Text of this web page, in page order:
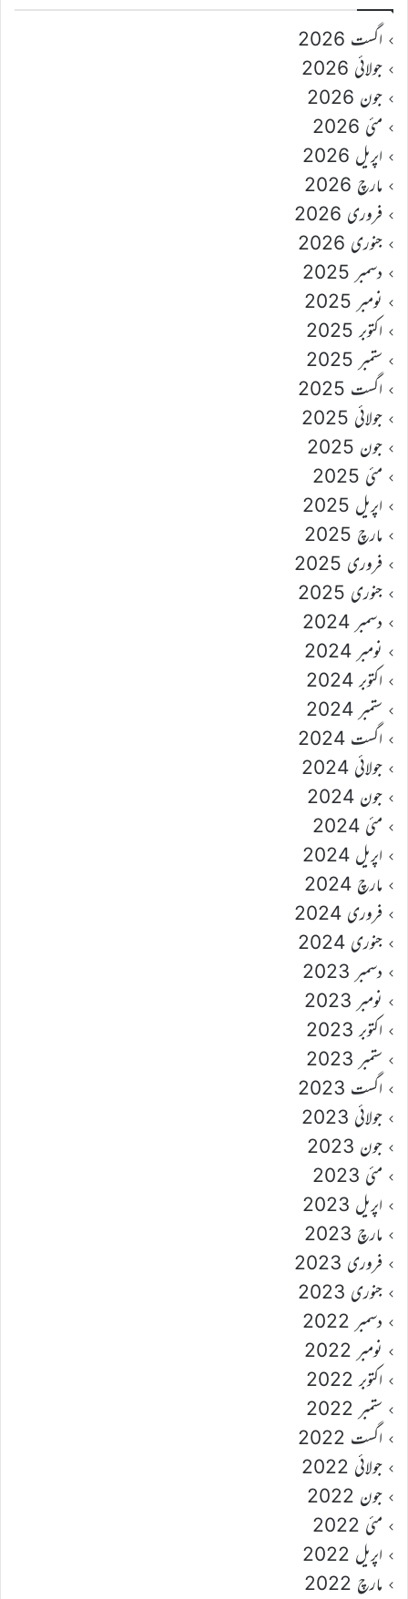
اگست 2026
جولائی 2026
جون 2026
مئی 2026
اپریل 2026
مارچ 2026
فروری 2026
جنوری 2026
دسمبر 2025
نومبر 2025
اکتوبر 2025
ستمبر 2025
اگست 2025
جولائی 2025
جون 2025
مئی 2025
اپریل 2025
مارچ 2025
فروری 2025
جنوری 2025
دسمبر 2024
نومبر 2024
اکتوبر 2024
ستمبر 2024
اگست 2024
جولائی 2024
جون 2024
مئی 2024
اپریل 2024
مارچ 2024
فروری 2024
جنوری 2024
دسمبر 2023
نومبر 2023
اکتوبر 2023
ستمبر 2023
اگست 2023
جولائی 2023
جون 2023
مئی 2023
اپریل 2023
مارچ 2023
فروری 2023
جنوری 2023
دسمبر 2022
نومبر 2022
اکتوبر 2022
ستمبر 2022
اگست 2022
جولائی 2022
جون 2022
مئی 2022
اپریل 2022
مارچ 2022